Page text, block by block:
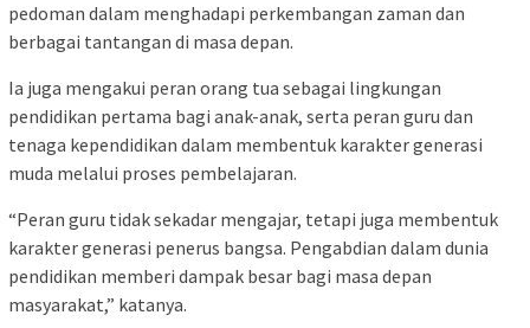
pedoman dalam menghadapi perkembangan zaman dan
berbagai tantangan di masa depan.
Ia juga mengakui peran orang tua sebagai lingkungan
pendidikan pertama bagi anak-anak, serta peran guru dan
tenaga kependidikan dalam membentuk karakter generasi
muda melalui proses pembelajaran.
“Peran guru tidak sekadar mengajar, tetapi juga membentuk
karakter generasi penerus bangsa. Pengabdian dalam dunia
pendidikan memberi dampak besar bagi masa depan
masyarakat,” katanya.